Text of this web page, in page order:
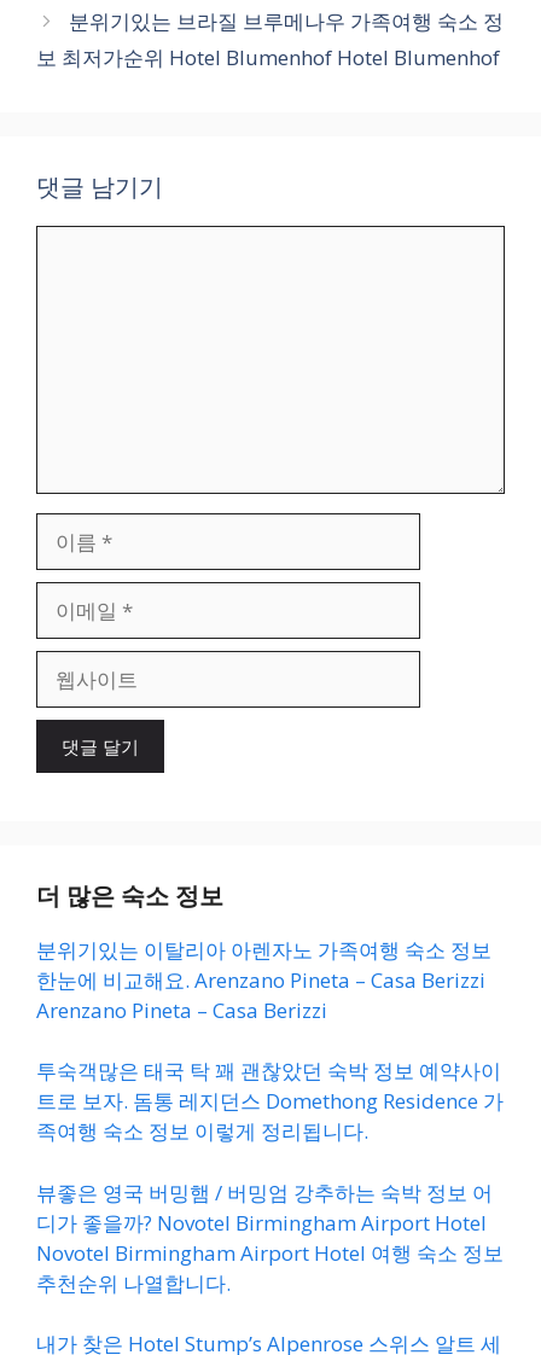
분위기있는 브라질 브루메나우 가족여행 숙소 정
보 최저가순위 Hotel Blumenhof Hotel Blumenhof
댓글 남기기
일
이
더 많은 숙소 정보
분위기있는 이탈리아 아렌자노 가족여행 숙소 정보
한눈에 비교해요. Arenzano Pineta – Casa Berizzi
Arenzano Pineta – Casa Berizzi
투숙객많은 태국 탁 꽤 괜찮았던 숙박 정보 예약사이
트로 보자. 돔통 레지던스 Domethong Residence 가
족여행 숙소 정보 이렇게 정리됩니다.
뷰좋은 영국 버밍햄 / 버밍엄 강추하는 숙박 정보 어
디가 좋을까? Novotel Birmingham Airport Hotel
Novotel Birmingham Airport Hotel 여행 숙소 정보
추천순위 나열합니다.
내가 찾은 Hotel Stump’s Alpenrose 스위스 알트 세